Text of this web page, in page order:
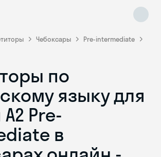
Чебоксары
Pre-intermediate
по
языку для
Pre-
в